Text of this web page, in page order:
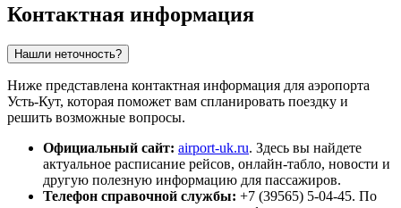
Контактная информация
Нашли неточность?
Ниже представлена контактная информация для аэропорта
Усть-Кут, которая поможет вам спланировать поездку и
решить возможные вопросы.
Официальный сайт: airport-uk.ru. Здесь вы найдете
актуальное расписание рейсов, онлайн-табло, новости и
другую полезную информацию для пассажиров.
Телефон справочной службы: +7 (39565) 5-04-45. По